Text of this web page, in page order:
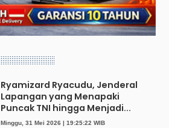
Ryamizard Ryacudu, Jenderal
Lapangan yang Menapaki
Puncak TNI hingga Menjadi...
Minggu, 31 Mei 2026 | 19:25:22 WIB